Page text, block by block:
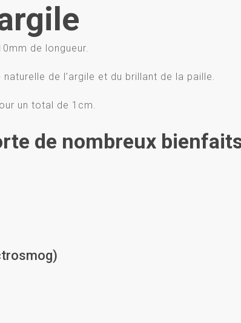
de longueur.
de l’argile et du brillant de la paille.
un total de 1cm.
de nombreux